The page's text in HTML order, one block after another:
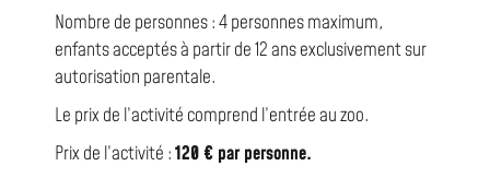
Nombre de personnes : 4 personnes maximum,
enfants acceptés à partir de 12 ans exclusivement sur
autorisation parentale.
Le prix de l’activité comprend l’entrée au zoo.
Prix de l’activité :120 € par personne.